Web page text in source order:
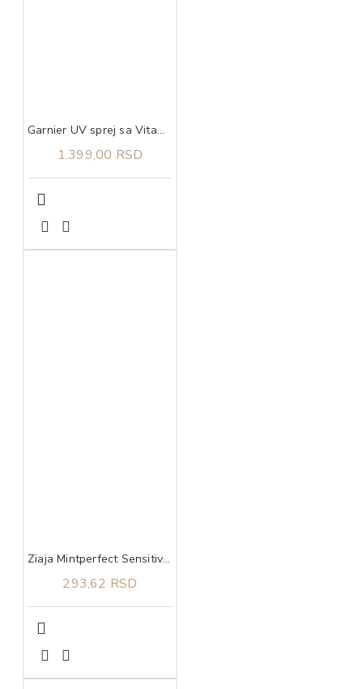
Garnier UV sprej sa Vitaminom C* za blistavu kožu SPF50+​
1.399,00 RSD
Ziaja Mintperfect Sensitive pasta za zube protiv karijesa 75 ml
293,62 RSD